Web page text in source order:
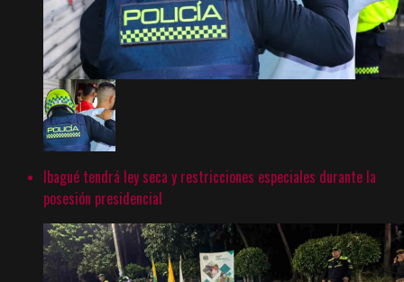
Ibagué tendrá ley seca y restricciones especiales durante la
posesión presidencial